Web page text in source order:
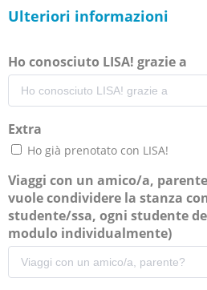
Ulteriori informazioni
Ho conosciuto LISA! grazie a
Extra
Ho già prenotato con LISA!
Viaggi con un amico/a,
vuole condividere la stanza
studente/ssa, ogni studente
modulo individualmente)